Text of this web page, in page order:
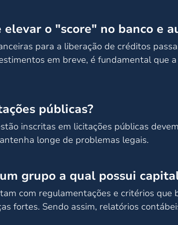
o "score" no banco e
para a liberação de créditos
em breve, é fundamental que
públicas?
inscritas em licitações públicas
longe de problemas legais.
grupo a qual possui
com regulamentações e critérios
fortes. Sendo assim, relatórios